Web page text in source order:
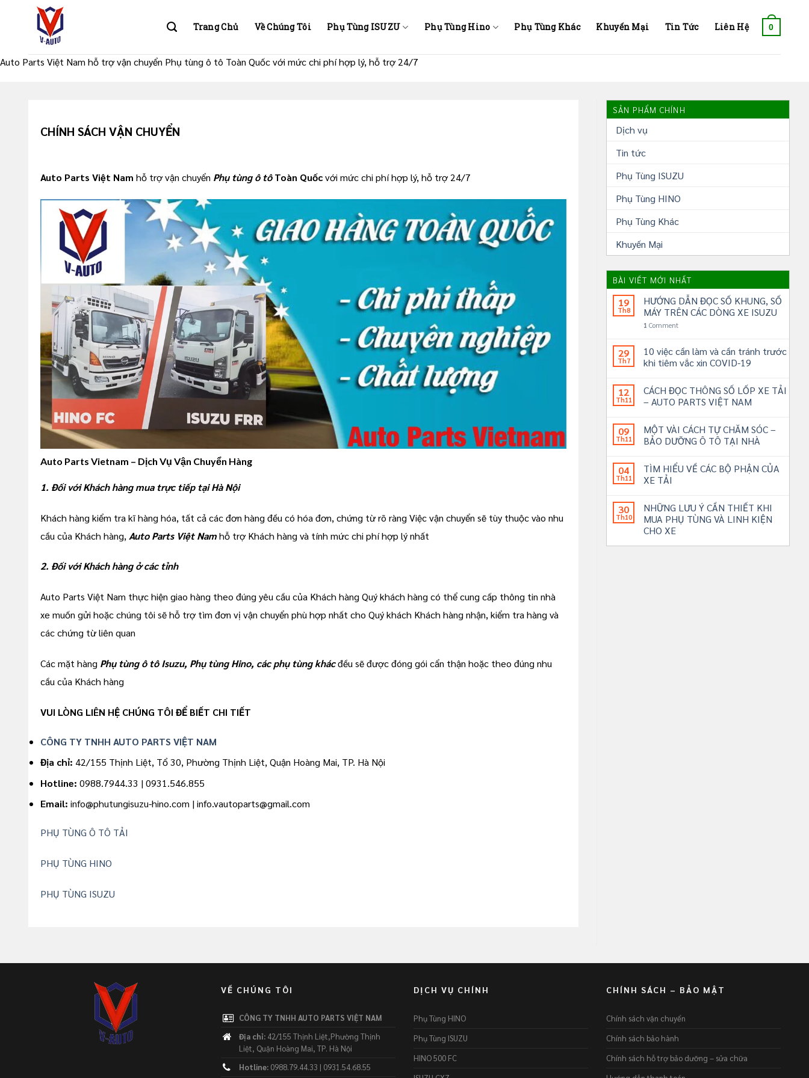
Trang Chủ Về Chúng Tôi Phụ Tùng ISUZU Phụ Tùng Hino Phụ Tùng Khác Khuyến Mại Tin Tức Liên Hệ 0
Auto Parts Việt Nam hỗ trợ vận chuyển Phụ tùng ô tô Toàn Quốc với mức chi phí hợp lý, hỗ trợ 24/7
CHÍNH SÁCH VẬN CHUYỂN
Auto Parts Việt Nam hỗ trợ vận chuyển Phụ tùng ô tô Toàn Quốcvới mức chi phí hợp lý, hỗ trợ 24/7
Auto Parts Vietnam – Dịch Vụ Vận Chuyển Hàng
1. Đối với Khách hàng mua trực tiếp tạiHà Nội
Khách hàng kiểm tra kĩ hàng hóa, tất cả các đơn hàng đều có hóa đơn, chứng từ rõ ràng Việc vận chuyển sẽ tùy thuộc vào nhu
cầu của Khách hàng, Auto Parts Việt Namhỗ trợ Khách hàng và tính mức chi phí hợp lý nhất
2. Đối với Khách hàng ở các tỉnh
Auto Parts Việt Nam thực hiện giao hàng theo đúng yêu cầu của Khách hàng Quý khách hàng có thể cung cấp thông tin nhà
xe muốn gửi hoặc chúng tôi sẽ hỗ trợ tìm đơn vị vận chuyển phù hợp nhất cho Quý khách Khách hàng nhận, kiểm tra hàng và
các chứng từ liên quan
Các mặt hàng Phụ tùng ô tô Isuzu, Phụ tùng Hino, các phụ tùng khácđều sẽ được đóng gói cẩn thận hoặc theo đúng nhu
cầu của Khách hàng
VUI LÒNG LIÊN HỆ CHÚNG TÔI ĐỂ BIẾT CHI TIẾT
CÔNG TY TNHH AUTO PARTS VIỆT NAM
Địa chỉ: 42/155 Thịnh Liệt, Tổ 30, Phường Thịnh Liệt, Quận Hoàng Mai, TP. Hà Nội
Hotline: 0988.7944.33 | 0931.546.855
Email: info@phutungisuzu-hino.com | info.vautoparts@gmail.com
PHỤ TÙNG Ô TÔ TẢI
PHỤ TÙNG HINO
PHỤ TÙNG ISUZU
SẢN PHẨM CHÍNH
Dịch vụ
Tin tức
Phụ Tùng ISUZU
Phụ Tùng HINO
Phụ Tùng Khác
Khuyến Mại
BÀI VIẾT MỚI NHẤT
19
Th8
HƯỚNG DẪN ĐỌC SỐ KHUNG, SỐ
MÁY TRÊN CÁC DÒNG XE ISUZU
1 Comment
29
Th7
10 việc cần làm và cần tránh trước
khi tiêm vắc xin COVID-19
12
Th11
CÁCH ĐỌC THÔNG SỐ LỐP XE TẢI
– AUTO PARTS VIỆT NAM
09
Th11
MỘT VÀI CÁCH TỰ CHĂM SÓC –
BẢO DƯỠNG Ô TÔ TẠI NHÀ
04
Th11
TÌM HIỂU VỀ CÁC BỘ PHẬN CỦA
XE TẢI
30
Th10
NHỮNG LƯU Ý CẦN THIẾT KHI
MUA PHỤ TÙNG VÀ LINH KIỆN
CHO XE
VỀ CHÚNG TÔI
CÔNG TY TNHH AUTO PARTS VIỆT NAM
Địa chỉ: 42/155 Thịnh Liệt,Phường Thịnh
Liệt, Quận Hoàng Mai, TP. Hà Nội
Hotline: 0988.79.44.33 | 0931.54.68.55
DỊCH VỤ CHÍNH
Phụ Tùng HINO
Phụ Tùng ISUZU
HINO 500 FC
CHÍNH SÁCH – BẢO MẬT
Chính sách vận chuyển
Chính sách bảo hành
Chính sách hỗ trợ bảo dưỡng – sửa chữa